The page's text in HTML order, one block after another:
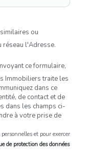
ou
réseau l'Adresse.
ce formulaire,
Immobiliers traite les
dans ce
de contact et de
dans les champs ci-
à votre prise de
et pour exercer
de protection des données